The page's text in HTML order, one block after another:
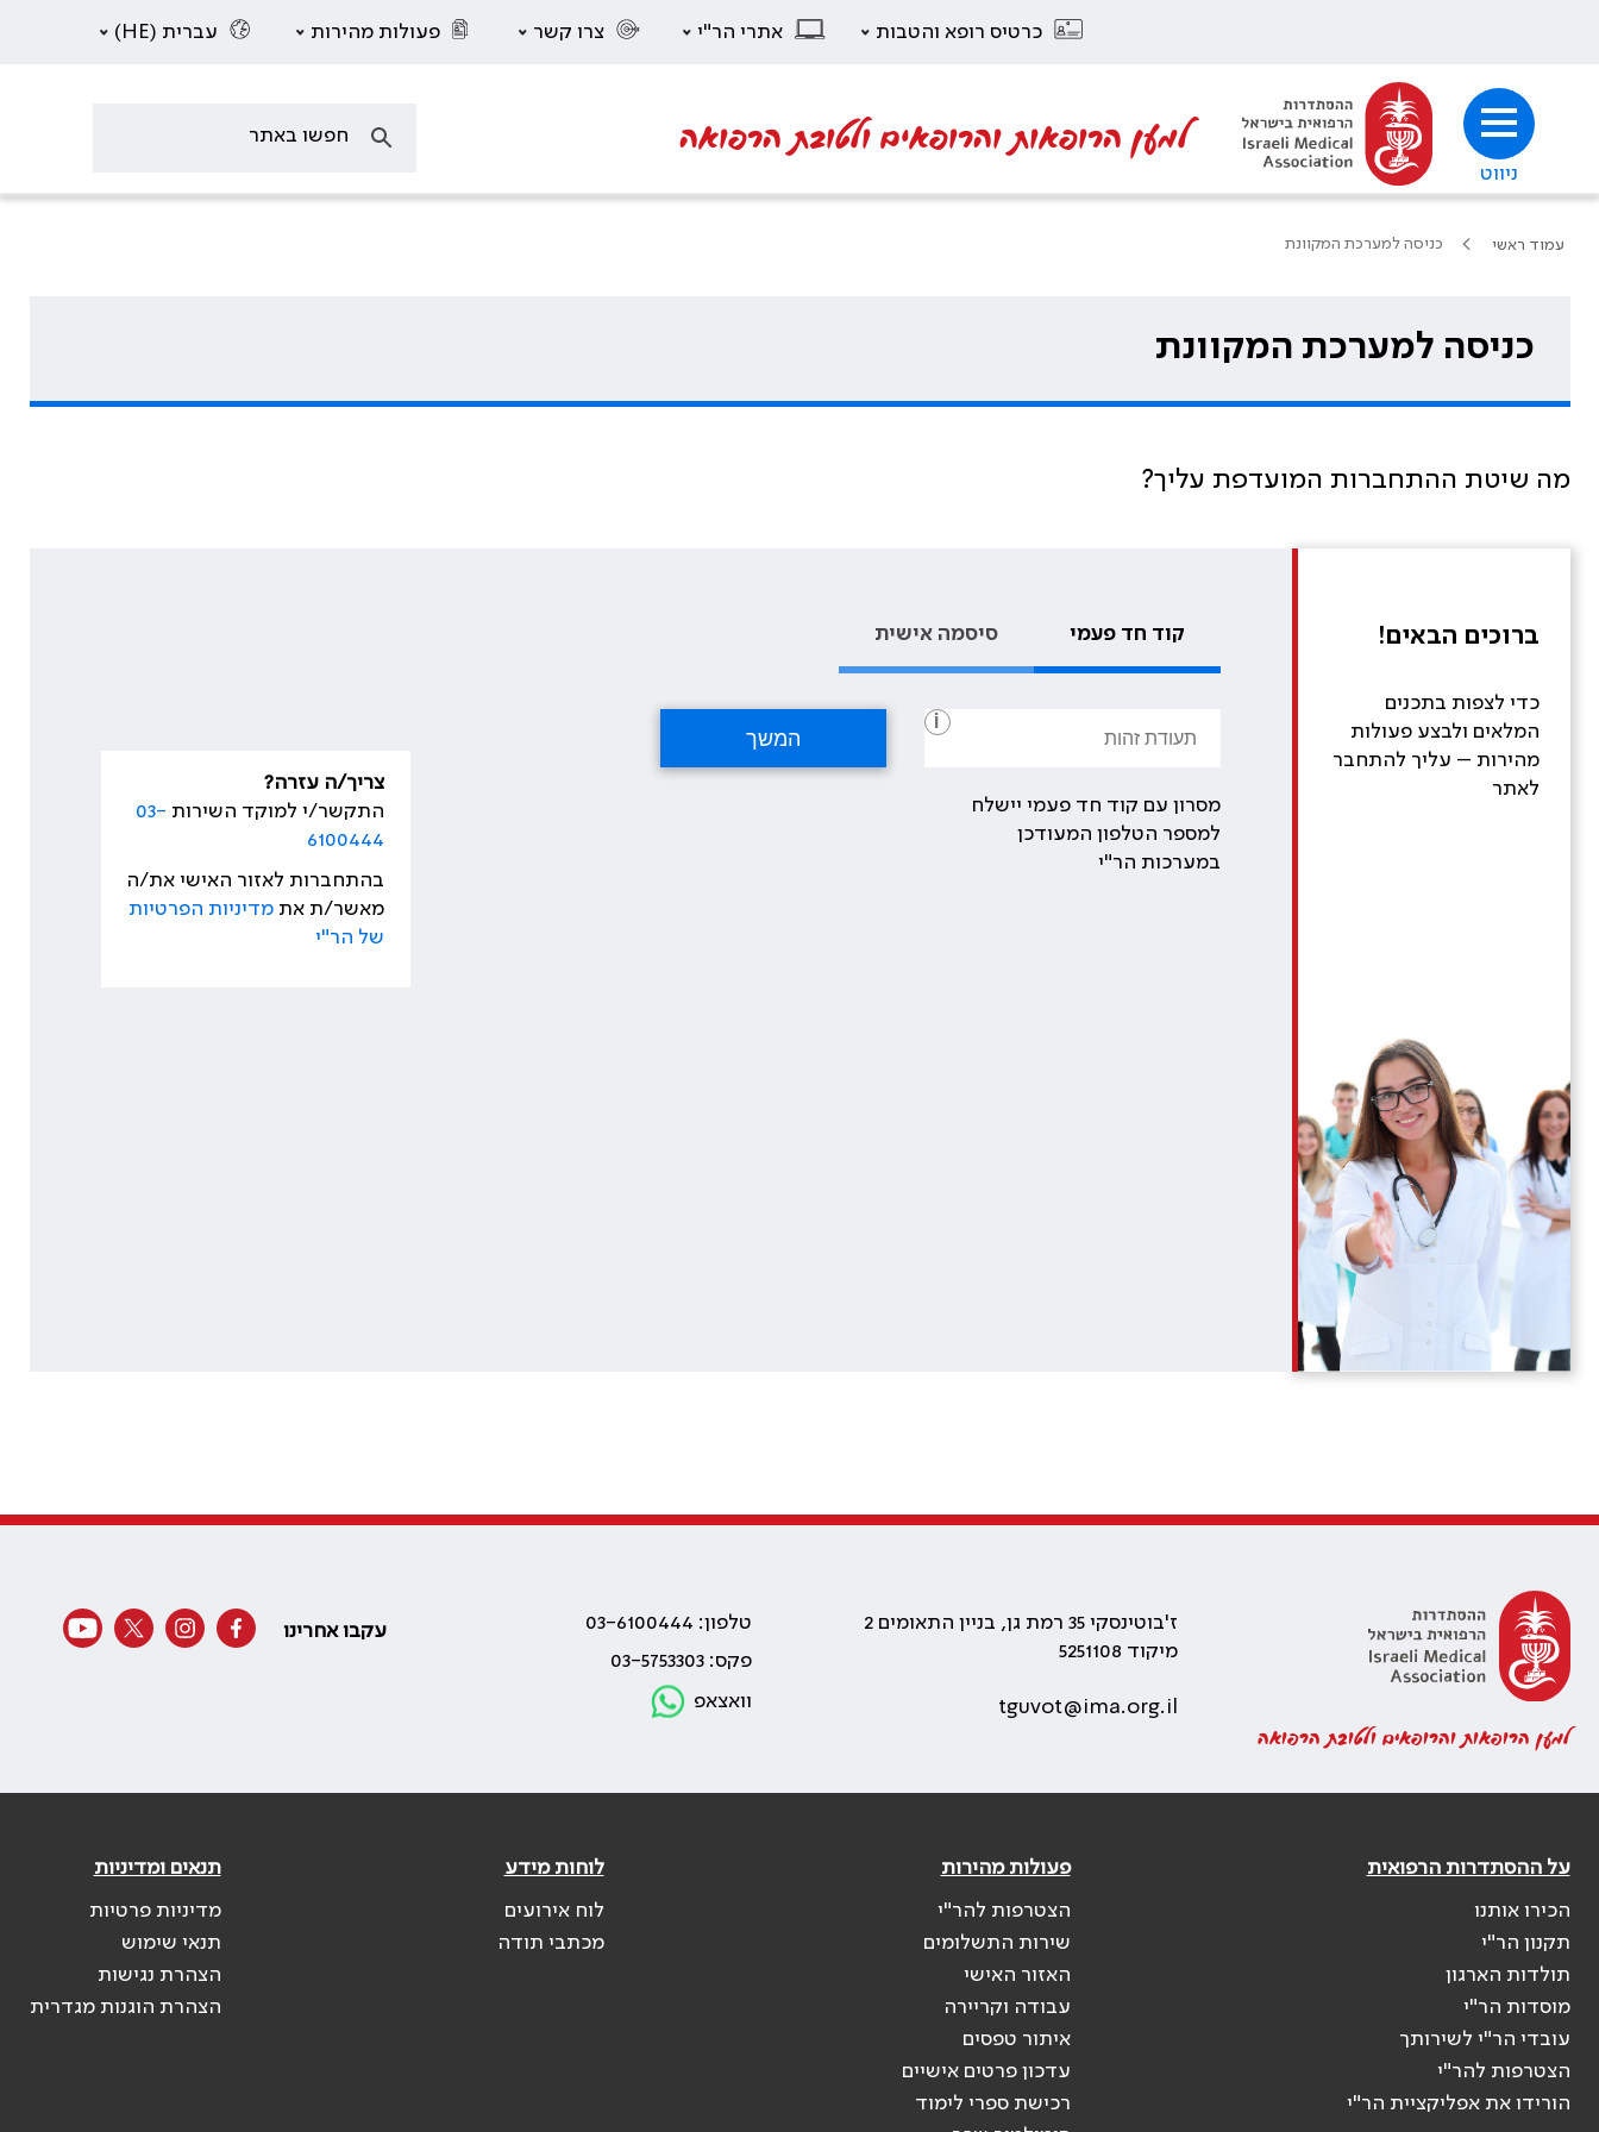
כרטיס רופא והטבות אתרי הר"י צרו קשר פעולות מהירות עברית (HE)
ניווט
למען הרופאות והרופאים ולטובת הרפואה
עמוד ראשי כניסה למערכת המקוונת
כניסה למערכת המקוונת
מה שיטת ההתחברות המועדפת עליך?
ברוכים הבאים!
כדי לצפות בתכנים
המלאים ולבצע פעולות
מהירות – עליך להתחבר
לאתר
קוד חד פעמי סיסמה אישית
i
מסרון עם קוד חד פעמי יישלח
למספר הטלפון המעודכן
במערכות הר"י
צריך/ה עזרה?
התקשר/י למוקד השירות 03-
6100444
בהתחברות לאזור האישי את/ה
מאשר/ת אתמדיניות הפרטיות
של הר"י
למען הרופאות והרופאים ולטובת הרפואה
ז'בוטינסקי 35 רמת גן, בניין התאומים 2
מיקוד 5251108
tguvot@ima.org.il
טלפון: 03-6100444
פקס: 03-5753303
וואצאפ
עקבו אחרינו
על ההסתדרות הרפואית
הכירו אותנו
תקנון הר"י
תולדות הארגון
מוסדות הר"י
עובדי הר"י לשירותך
הצטרפות להר"י
הורידו את אפליקציית הר"י
פעולות מהירות
הצטרפות להר"י
שירות התשלומים
האזור האישי
עבודה וקריירה
איתור טפסים
עדכון פרטים אישיים
רכישת ספרי לימוד
לוחות מידע
לוח אירועים
מכתבי תודה
תנאים ומדיניות
מדיניות פרטיות
תנאי שימוש
הצהרת נגישות
הצהרת הוגנות מגדרית